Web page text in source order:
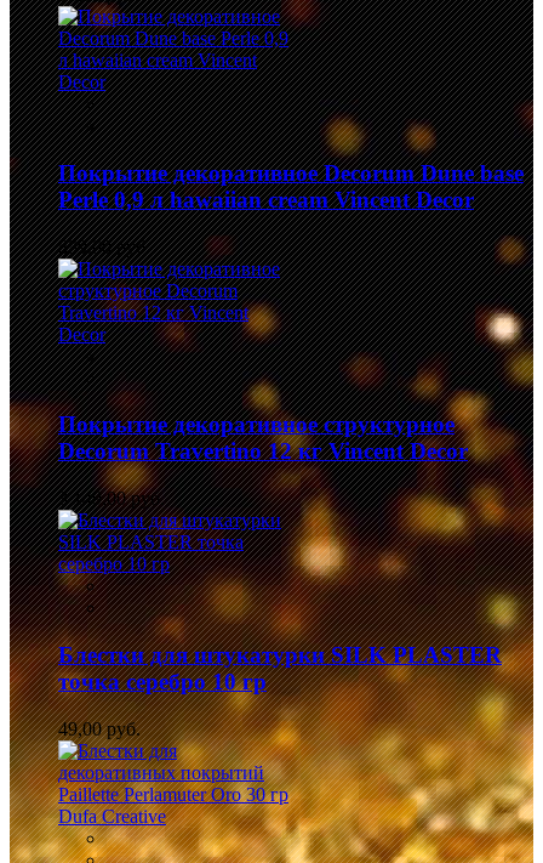
Покрытие декоративное Decorum Dune base
Perle 0,9 л hawaiian cream Vincent Decor
839,00 руб.
Покрытие декоративное структурное
Decorum Travertino 12 кг Vincent Decor
3 149,00 руб.
Блестки для штукатурки SILK PLASTER
точка серебро 10 гр
49,00 руб.